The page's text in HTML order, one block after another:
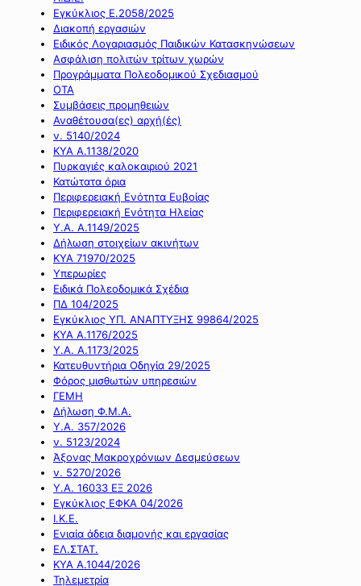
Εγκύκλιος Ε.2058/2025
Διακοπή εργασιών
Ειδικός Λογαριασμός Παιδικών Κατασκηνώσεων
Ασφάλιση πολιτών τρίτων χωρών
Προγράμματα Πολεοδομικού Σχεδιασμού
ΟΤΑ
Συμβάσεις προμηθειών
Αναθέτουσα(ες) αρχή(ές)
ν. 5140/2024
ΚΥΑ Α.1138/2020
Πυρκαγιές καλοκαιριού 2021
Κατώτατα όρια
Περιφερειακή Ενότητα Ευβοίας
Περιφερειακή Ενότητα Ηλείας
Υ.Α. Α.1149/2025
Δήλωση στοιχείων ακινήτων
ΚΥΑ 71970/2025
Υπερωρίες
Ειδικά Πολεοδομικά Σχέδια
ΠΔ 104/2025
Εγκύκλιος ΥΠ. ΑΝΑΠΤΥΞΗΣ 99864/2025
ΚΥΑ Α.1176/2025
Υ.Α. Α.1173/2025
Κατευθυντήρια Οδηγία 29/2025
Φόρος μισθωτών υπηρεσιών
ΓΕΜΗ
Δήλωση Φ.Μ.Α.
Υ.Α. 357/2026
ν. 5123/2024
Άξονας Μακροχρόνιων Δεσμεύσεων
ν. 5270/2026
Υ.Α. 16033 ΕΞ 2026
Εγκύκλιος ΕΦΚΑ 04/2026
Ι.Κ.Ε.
Ενιαία άδεια διαμονής και εργασίας
ΕΛ.ΣΤΑΤ.
ΚΥΑ Α.1044/2026
Τηλεμετρία